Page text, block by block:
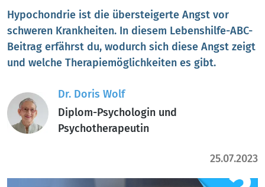
Hypochondrie ist die übersteigerte Angst vor
schweren Krankheiten. In diesem Lebenshilfe-ABC-
Beitrag erfährst du, wodurch sich diese Angst zeigt
und welche Therapiemöglichkeiten es gibt.
Dr. Doris Wolf
Diplom-Psychologin und
Psychotherapeutin
25.07.2023